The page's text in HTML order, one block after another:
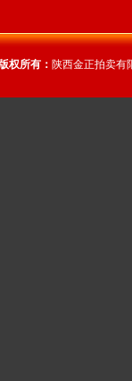
权所有： 陕西金正拍